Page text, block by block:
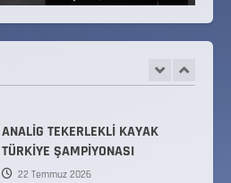
31 Temmuz 2026
ANALİG TEKERLEKLİ KAYAK
TÜRKİYE ŞAMPİYONASI
ANALİG TEKERLEKLİ KAYAK
TÜRKİYE ŞAMPİYONASI GÖREVLİ
LİSTESİ